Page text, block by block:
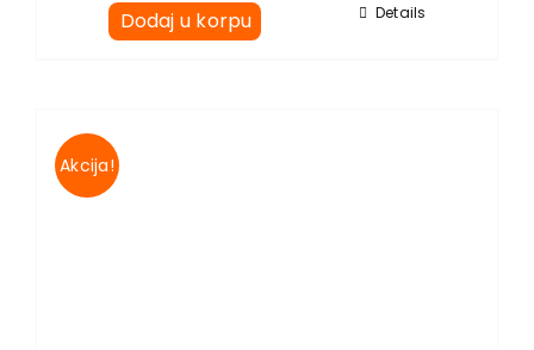
Dodaj u korpu Details
Akcija!